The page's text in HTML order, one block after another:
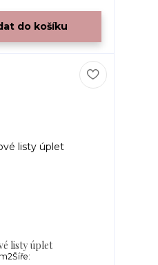
do košíku
listy úplet